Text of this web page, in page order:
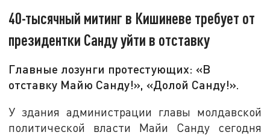
40-тысячный митинг в Кишиневе требует от
президентки Санду уйти в отставку
Главные лозунги протестующих: «В
отставку Майю Санду!», «Долой Санду!».
У здания администрации главы молдавской
политической власти Майи Санду сегодня